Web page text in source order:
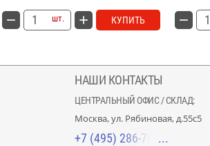
шт. КУПИТЬ
НАШИ КОНТАКТЫ
ЦЕНТРАЛЬНЫЙ ОФИС / СКЛАД:
Москва, ул. Рябиновая, д.55с5
+7 (495) 286-70-40